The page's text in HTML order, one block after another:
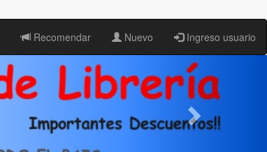
Recomendar Nuevo Ingreso usuario